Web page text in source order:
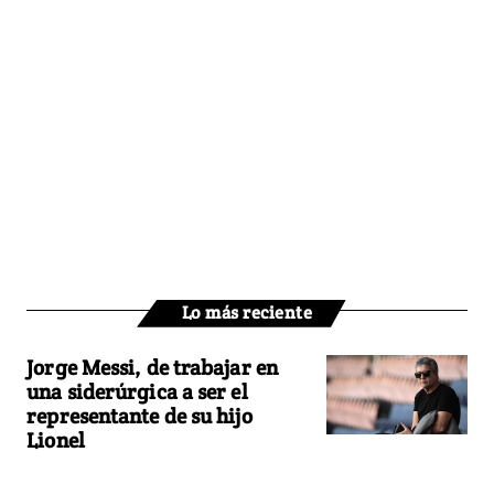
Lo más reciente
Jorge Messi, de trabajar en
una siderúrgica a ser el
representante de su hijo
Lionel